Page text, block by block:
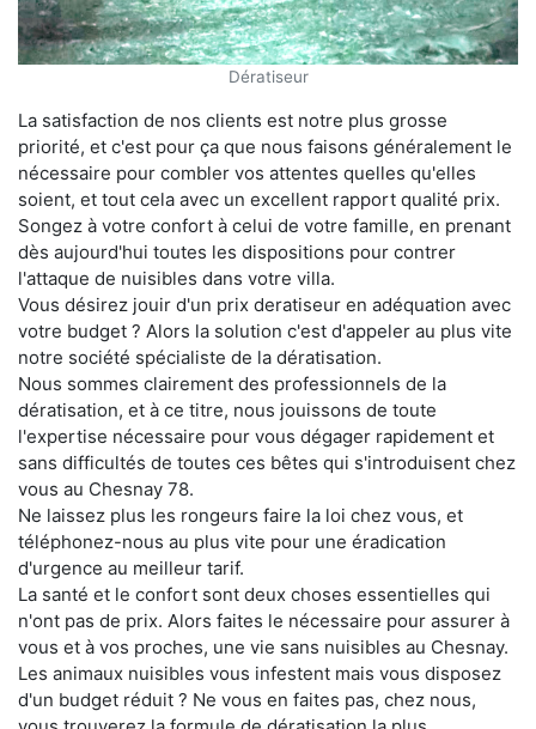
Dératiseur
La satisfaction de nos clients est notre plus grosse
priorité, et c'est pour ça que nous faisons généralement le
nécessaire pour combler vos attentes quelles qu'elles
soient, et tout cela avec un excellent rapport qualité prix.
Songez à votre confort à celui de votre famille, en prenant
dès aujourd'hui toutes les dispositions pour contrer
l'attaque de nuisibles dans votre villa.
Vous désirez jouir d'un prix deratiseur en adéquation avec
votre budget ? Alors la solution c'est d'appeler au plus vite
notre société spécialiste de la dératisation.
Nous sommes clairement des professionnels de la
dératisation, et à ce titre, nous jouissons de toute
l'expertise nécessaire pour vous dégager rapidement et
sans difficultés de toutes ces bêtes qui s'introduisent chez
vous au Chesnay 78.
Ne laissez plus les rongeurs faire la loi chez vous, et
téléphonez-nous au plus vite pour une éradication
d'urgence au meilleur tarif.
La santé et le confort sont deux choses essentielles qui
n'ont pas de prix. Alors faites le nécessaire pour assurer à
vous et à vos proches, une vie sans nuisibles au Chesnay.
Les animaux nuisibles vous infestent mais vous disposez
d'un budget réduit ? Ne vous en faites pas, chez nous,